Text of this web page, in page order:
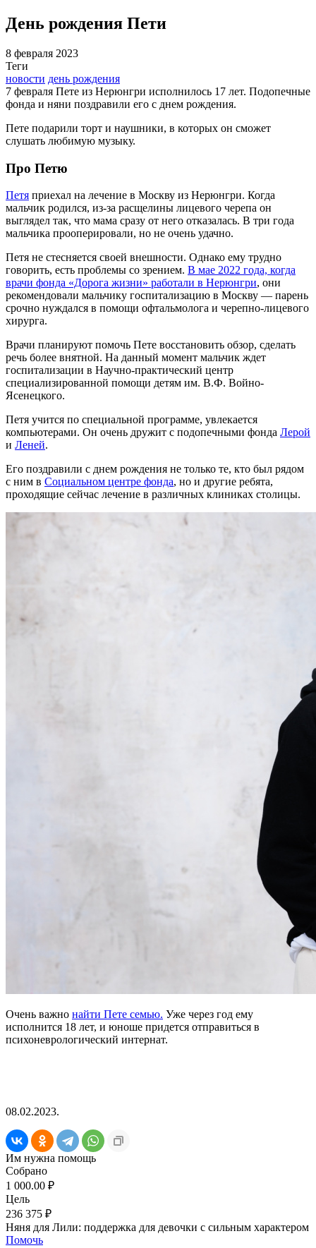
День рождения Пети
8 февраля 2023
Теги
новости день рождения
7 февраля Пете из Нерюнгри исполнилось 17 лет. Подопечные
фонда и няни поздравили его с днем рождения.
Пете подарили торт и наушники, в которых он сможет
слушать любимую музыку.
Про Петю
Петя приехал на лечение в Москву из Нерюнгри. Когда
мальчик родился, из-за расщелины лицевого черепа он
выглядел так, что мама сразу от него отказалась. В три года
мальчика прооперировали, но не очень удачно.
Петя не стесняется своей внешности. Однако ему трудно
говорить, есть проблемы со зрением. В мае 2022 года, когда
врачи фонда «Дорога жизни» работали в Нерюнгри, они
рекомендовали мальчику госпитализацию в Москву — парень
срочно нуждался в помощи офтальмолога и черепно-лицевого
хирурга.
Врачи планируют помочь Пете восстановить обзор, сделать
речь более внятной. На данный момент мальчик ждет
госпитализации в Научно-практический центр
специализированной помощи детям им. В.Ф. Войно-
Ясенецкого.
Петя учится по специальной программе, увлекается
компьютерами. Он очень дружит с подопечными фонда Лерой
и Леней.
Его поздравили с днем рождения не только те, кто был рядом
с ним в Социальном центре фонда, но и другие ребята,
проходящие сейчас лечение в различных клиниках столицы.
Очень важно найти Пете семью. Уже через год ему
исполнится 18 лет, и юноше придется отправиться в
психоневрологический интернат.
08.02.2023.
Им нужна помощь
Собрано
1 000.00 ₽
Цель
236 375 ₽
Няня для Лили: поддержка для девочки с сильным характером
Помочь